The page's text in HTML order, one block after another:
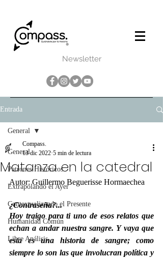
Newsletter
Entrada
General
Patrones Históricos
Extrapolando el Ayer
Contextualizando el Presente
Humanidad Común
Libre Análisis
General
Matanza en la catedral
Compass.
13 dic 2022 5 min de lectura
Autor: Guillermo Beguerisse Hormaechea
¿Contraseña?...
Hoy traigo para ti uno de esos relatos que
echan a andar nuestra sangre. Y vaya que
esta es una historia de sangre; como
siempre lo son las que involucran política y